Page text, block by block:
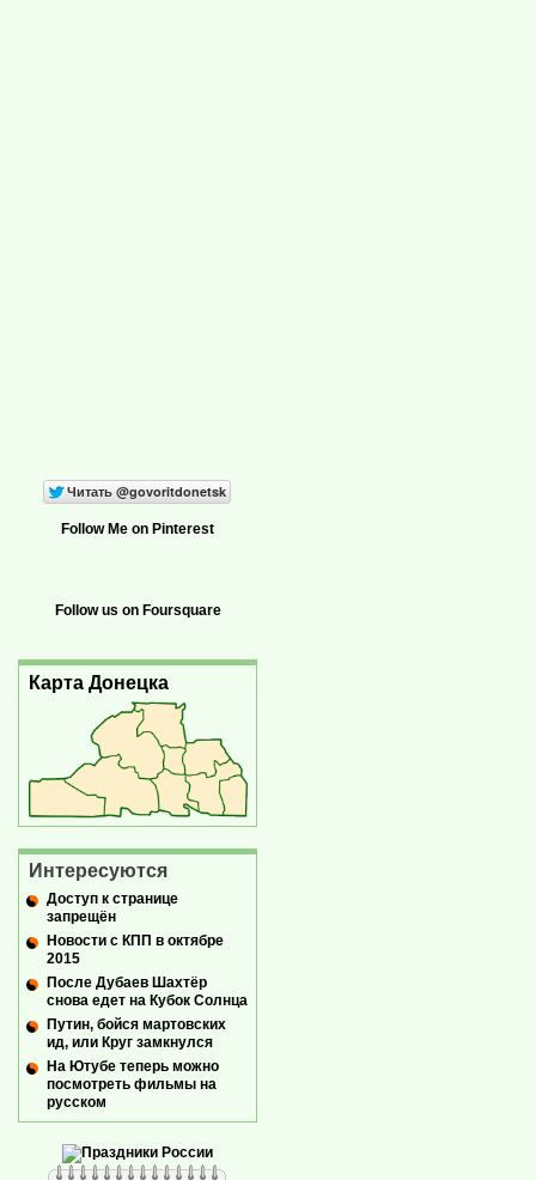
Follow Me on Pinterest
Follow us on Foursquare
Карта Донецка
Интересуются
Доступ к странице
запрещён
Новости с КПП в октябре
2015
После Дубаев Шахтёр
снова едет на Кубок Солнца
Путин, бойся мартовских
ид, или Круг замкнулся
На Ютубе теперь можно
посмотреть фильмы на
русском